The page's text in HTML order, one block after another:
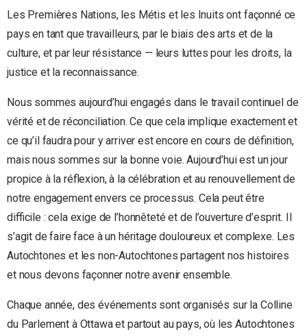
Les Premières Nations, les Métis et les Inuits ont façonné ce
pays en tant que travailleurs, par le biais des arts et de la
culture, et par leur résistance — leurs luttes pour les droits, la
justice et la reconnaissance.
Nous sommes aujourd’hui engagés dans le travail continuel de
vérité et de réconciliation. Ce que cela implique exactement et
ce qu’il faudra pour y arriver est encore en cours de définition,
mais nous sommes sur la bonne voie. Aujourd’hui est un jour
propice à la réflexion, à la célébration et au renouvellement de
notre engagement envers ce processus. Cela peut être
difficile : cela exige de l’honnêteté et de l’ouverture d’esprit. Il
s’agit de faire face à un héritage douloureux et complexe. Les
Autochtones et les non-Autochtones partagent nos histoires
et nous devons façonner notre avenir ensemble.
Chaque année, des événements sont organisés sur la Colline
du Parlement à Ottawa et partout au pays, où les Autochtones